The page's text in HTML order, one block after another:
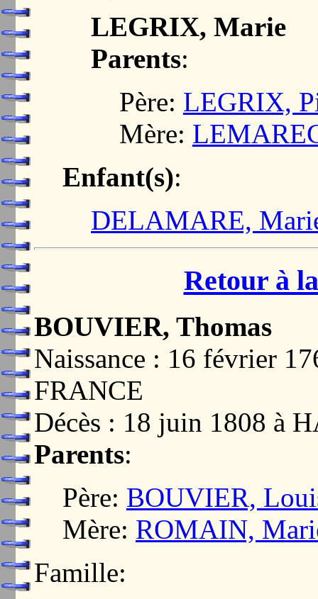
LEGRIX, Marie
Parents:
Père: LEGRIX,
Mère:
Enfant(s):
DELAMARE,
Retour à
BOUVIER, Thomas
Naissance : 16 février
FRANCE
Décès : 18 juin 1808 à
Parents:
Père: BOUVIER,
Mère: ROMAIN,
Famille: